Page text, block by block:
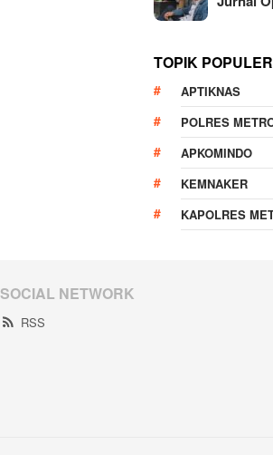
TOPIK POPULER
APTIKNAS
POLRES
APKOMINDO
KEMNAKER
KAPOLRES
SOCIAL NETWORK
RSS